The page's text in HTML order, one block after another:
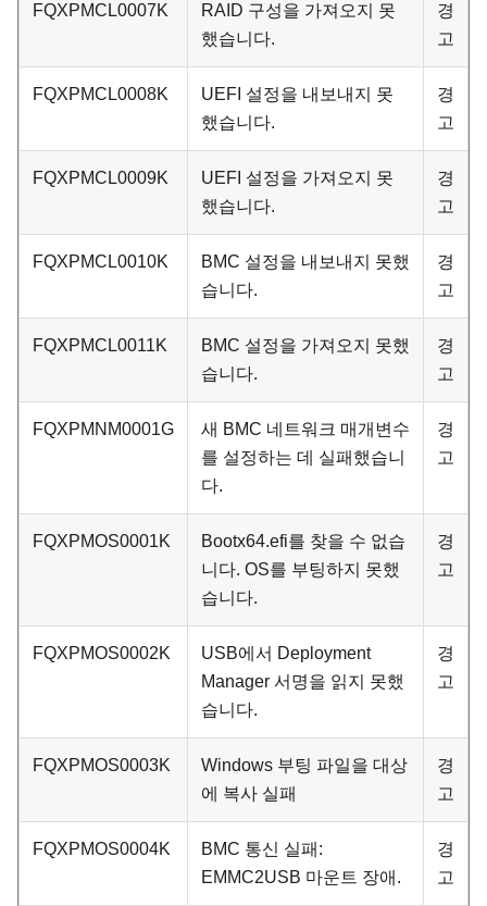
FQXPMCL0007K
RAID 구성을 가져오지 못
했습니다.
경
고
FQXPMCL0008K
UEFI 설정을 내보내지 못
했습니다.
경
고
FQXPMCL0009K
UEFI 설정을 가져오지 못
했습니다.
경
고
FQXPMCL0010K
BMC 설정을 내보내지 못했
습니다.
경
고
FQXPMCL0011K
BMC 설정을 가져오지 못했
습니다.
경
고
FQXPMNM0001G
새 BMC 네트워크 매개변수
를 설정하는 데 실패했습니
다.
경
고
FQXPMOS0001K
Bootx64.efi를 찾을 수 없습
니다. OS를 부팅하지 못했
습니다.
경
고
FQXPMOS0002K
USB에서 Deployment
Manager 서명을 읽지 못했
습니다.
경
고
FQXPMOS0003K
Windows 부팅 파일을 대상
에 복사 실패
경
고
FQXPMOS0004K
BMC 통신 실패:
EMMC2USB 마운트 장애.
경
고